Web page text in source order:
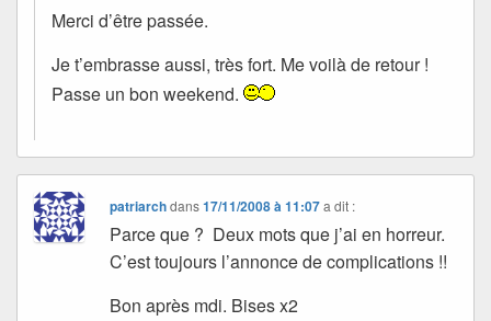
Merci d’être passée.
Je t’embrasse aussi, très fort. Me voilà de retour !
Passe un bon weekend.
patriarchdans17/11/2008 à 11:07 a dit :
Parce que ? Deux mots que j’ai en horreur.
C’est toujours l’annonce de complications !!
Bon après mdi. Bises x2